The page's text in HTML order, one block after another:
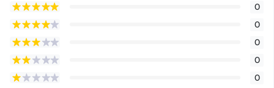
0
0
0
0
0